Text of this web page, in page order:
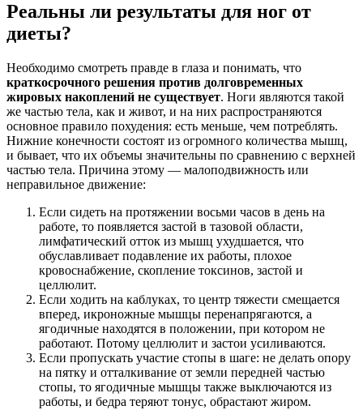
Реальны ли результаты для ног от
диеты?
Необходимо смотреть правде в глаза и понимать, что
краткосрочного решения против долговременных
жировых накоплений не существует. Ноги являются такой
же частью тела, как и живот, и на них распространяются
основное правило похудения: есть меньше, чем потреблять.
Нижние конечности состоят из огромного количества мышц,
и бывает, что их объемы значительны по сравнению с верхней
частью тела. Причина этому — малоподвижность или
неправильное движение:
Если сидеть на протяжении восьми часов в день на
работе, то появляется застой в тазовой области,
лимфатический отток из мышц ухудшается, что
обуславливает подавление их работы, плохое
кровоснабжение, скопление токсинов, застой и
целлюлит.
Если ходить на каблуках, то центр тяжести смещается
вперед, икроножные мышцы перенапрягаются, а
ягодичные находятся в положении, при котором не
работают. Потому целлюлит и застои усиливаются.
Если пропускать участие стопы в шаге: не делать опору
на пятку и отталкивание от земли передней частью
стопы, то ягодичные мышцы также выключаются из
работы, и бедра теряют тонус, обрастают жиром.